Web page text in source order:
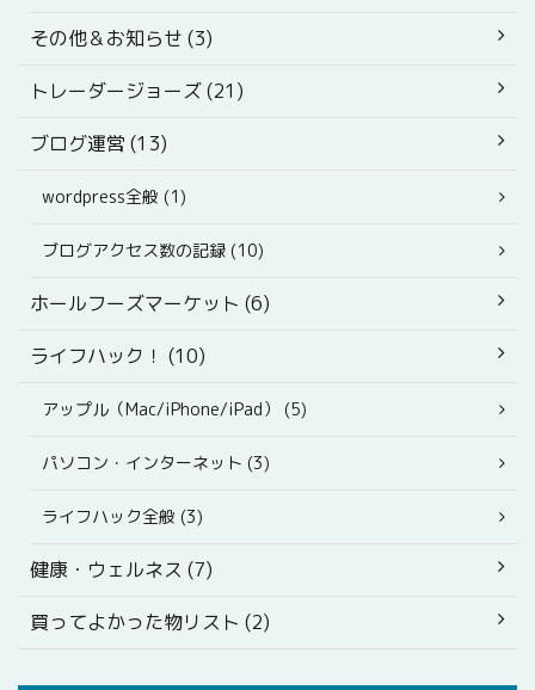
その他＆お知らせ (3)
トレーダージョーズ (21)
ブログ運営 (13)
wordpress全般 (1)
ブログアクセス数の記録 (10)
ホールフーズマーケット (6)
ライフハック！ (10)
アップル（Mac/iPhone/iPad） (5)
パソコン・インターネット (3)
ライフハック全般 (3)
健康・ウェルネス (7)
買ってよかった物リスト (2)